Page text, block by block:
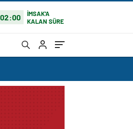
02:00
İMSAK'A
KALAN SÜRE